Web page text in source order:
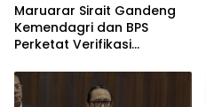
Maruarar Sirait Gandeng
Kemendagri dan BPS
Perketat Verifikasi
Rumah BSPS